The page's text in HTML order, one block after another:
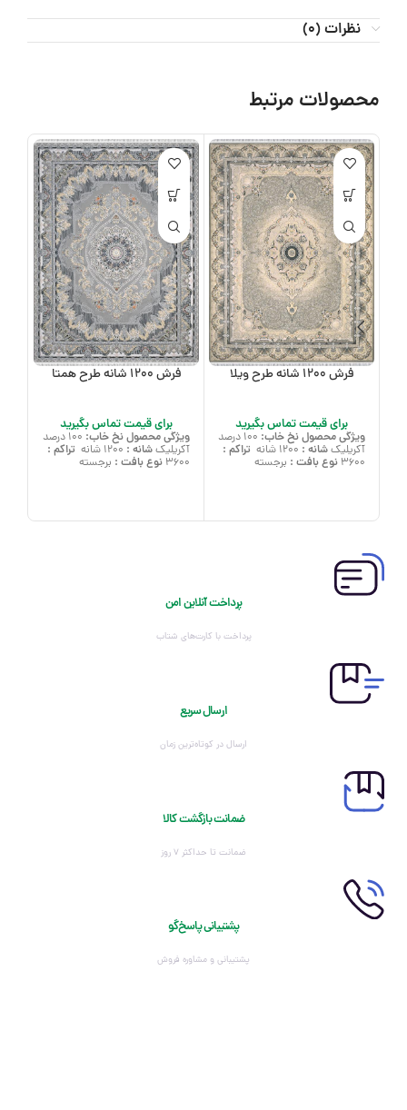
نظرات (0)
محصولات مرتبط
فرش 1200 شانه طرح ویلا
برای قیمت تماس بگیرید
ویژگی محصولنخ خاب: 100 درصد
آکریلیکشانه : 1200 شانه تراکم :
3600 نوع بافت : برجسته
فرش 1200 شانه طرح همتا
برای قیمت تماس بگیرید
ویژگی محصولنخ خاب: 100 درصد
آکریلیکشانه : 1200 شانه تراکم :
3600 نوع بافت : برجسته
پرداخت آنلاین امن
پرداخت با کارت‌های شتاب
ارسال سریع
ارسال در کوتاه‌ترین زمان
ضمانت بازگشت کالا
ضمانت تا حداکثر ۷ روز
پشتیبانی پاسخ‌گو
پشتیبانی و مشاوره فروش